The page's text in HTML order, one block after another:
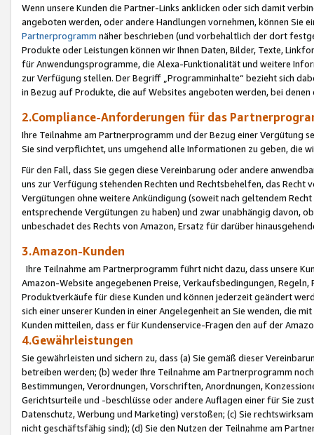
Wenn unsere Kunden die Partner-Links anklicken oder sich damit
angeboten werden, oder andere Handlungen vornehmen, können Sie
Partnerprogramm näher beschrieben (und vorbehaltlich der dort
Produkte oder Leistungen können wir Ihnen Daten, Bilder, Texte,
für Anwendungsprogramme, die Alexa-Funktionalität und weitere
zur Verfügung stellen. Der Begriff „Programminhalte“ bezieht sich
in Bezug auf Produkte, die auf Websites angeboten werden, bei
2.Compliance-Anforderungen für das
Ihre Teilnahme am Partnerprogramm und der Bezug einer Vergütung
Sie sind verpflichtet, uns umgehend alle Informationen zu geben, die
Für den Fall, dass Sie gegen diese Vereinbarung oder andere
uns zur Verfügung stehenden Rechten und Rechtsbehelfen, das
Vergütungen ohne weitere Ankündigung (soweit nach geltendem
entsprechende Vergütungen zu haben) und zwar unabhängig davon,
unbeschadet des Rechts von Amazon, Ersatz für darüber
3.Amazon-Kunden
Ihre Teilnahme am Partnerprogramm führt nicht dazu, dass unsere
Amazon-Website angegebenen Preise, Verkaufsbedingungen,
Produktverkäufe für diese Kunden und können jederzeit geändert
sich einer unserer Kunden in einer Angelegenheit an Sie wenden, die
Kunden mitteilen, dass er für Kundenservice-Fragen den auf der
4.Gewährleistungen
Sie gewährleisten und sichern zu, dass (a) Sie gemäß dieser
betreiben werden; (b) weder Ihre Teilnahme am Partnerprogramm
Bestimmungen, Verordnungen, Vorschriften, Anordnungen,
Gerichtsurteile und -beschlüsse oder andere Auflagen einer für Sie
Datenschutz, Werbung und Marketing) verstoßen; (c) Sie
nicht geschäftsfähig sind); (d) Sie den Nutzen der Teilnahme am